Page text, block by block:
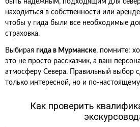
быть надёжным, подходящим для
находиться в собственности или
чтобы у гида были все необходимые
страховка.
Выбирая гида в Мурманске, помните:
это не просто рассказчик, а ваш
атмосферу Севера. Правильный выбор
только интересной, но и по-
Как проверить